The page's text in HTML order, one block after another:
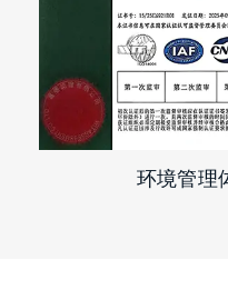
管理体系认证证书